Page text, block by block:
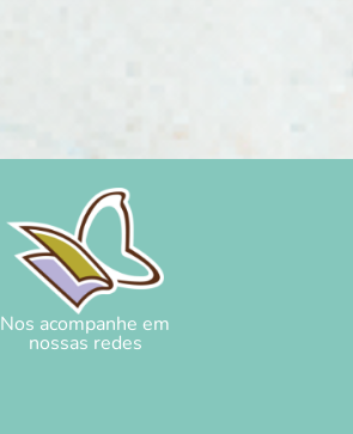
Nos acompanhe em
nossas redes